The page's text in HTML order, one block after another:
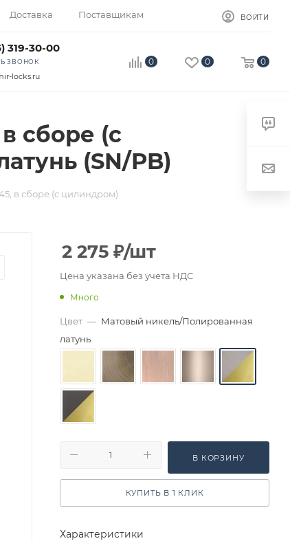
Доставка Поставщикам ВОЙТИ
319-30-00
ЗВОНОК
locks.ru
0 0 0
сборе (с
(SN/PB)
в сборе (с цилиндром)
2 275 ₽/шт
Цена указана без учета НДС
Много
Цвет — Матовый никель/Полированная
латунь
В КОРЗИНУ
КУПИТЬ В 1 КЛИК
Характеристики